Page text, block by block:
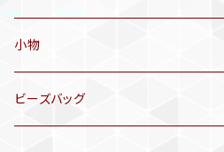
洒落袋帯
袋帯
リサイクル着物
訪問着、付下げ、色無地
小物
帯揚げ
ビーズバッグ